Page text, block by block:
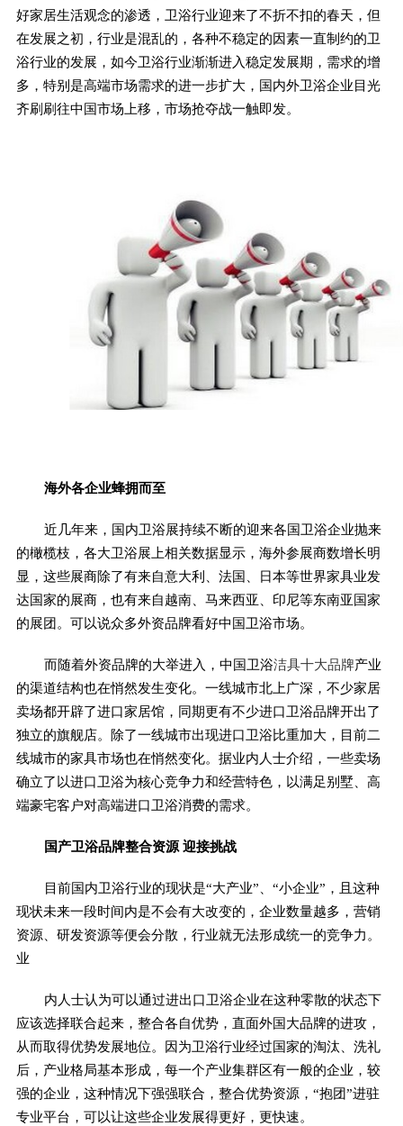
好家居生活观念的渗透，卫浴行业迎来了不折不扣的春天，但
在发展之初，行业是混乱的，各种不稳定的因素一直制约的卫
浴行业的发展，如今卫浴行业渐渐进入稳定发展期，需求的增
多，特别是高端市场需求的进一步扩大，国内外卫浴企业目光
齐刷刷往中国市场上移，市场抢夺战一触即发。
海外各企业蜂拥而至
近几年来，国内卫浴展持续不断的迎来各国卫浴企业抛来
的橄榄枝，各大卫浴展上相关数据显示，海外参展商数增长明
显，这些展商除了有来自意大利、法国、日本等世界家具业发
达国家的展商，也有来自越南、马来西亚、印尼等东南亚国家
的展团。可以说众多外资品牌看好中国卫浴市场。
而随着外资品牌的大举进入，中国卫浴洁具十大品牌产业
的渠道结构也在悄然发生变化。一线城市北上广深，不少家居
卖场都开辟了进口家居馆，同期更有不少进口卫浴品牌开出了
独立的旗舰店。除了一线城市出现进口卫浴比重加大，目前二
线城市的家具市场也在悄然变化。据业内人士介绍，一些卖场
确立了以进口卫浴为核心竞争力和经营特色，以满足别墅、高
端豪宅客户对高端进口卫浴消费的需求。
国产卫浴品牌整合资源 迎接挑战
目前国内卫浴行业的现状是“大产业”、“小企业”，且这种
现状未来一段时间内是不会有大改变的，企业数量越多，营销
资源、研发资源等便会分散，行业就无法形成统一的竞争力。
业
内人士认为可以通过进出口卫浴企业在这种零散的状态下
应该选择联合起来，整合各自优势，直面外国大品牌的进攻，
从而取得优势发展地位。因为卫浴行业经过国家的淘汰、洗礼
后，产业格局基本形成，每一个产业集群区有一般的企业，较
强的企业，这种情况下强强联合，整合优势资源，“抱团”进驻
专业平台，可以让这些企业发展得更好，更快速。